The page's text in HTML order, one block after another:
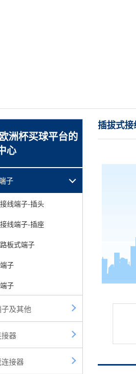
洲杯买球平台的
心
子
线端子-插头
线端子-插座
板式端子
子
子
及其他
器
接器
插拔式